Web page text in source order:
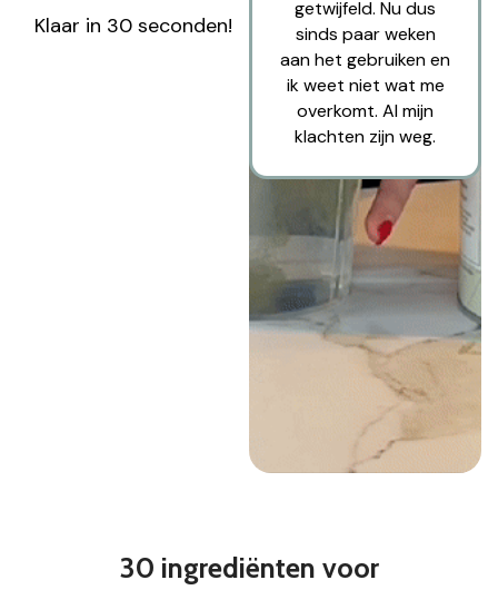
Klaar in 30 seconden!
getwijfeld. Nu dus
sinds paar weken
aan het gebruiken en
ik weet niet wat me
overkomt. Al mijn
klachten zijn weg.
30 ingrediënten voor